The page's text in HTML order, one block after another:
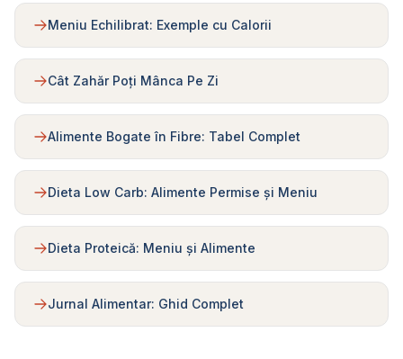
Meniu Echilibrat: Exemple cu Calorii
Cât Zahăr Poți Mânca Pe Zi
Alimente Bogate în Fibre: Tabel Complet
Dieta Low Carb: Alimente Permise și Meniu
Dieta Proteică: Meniu și Alimente
Jurnal Alimentar: Ghid Complet